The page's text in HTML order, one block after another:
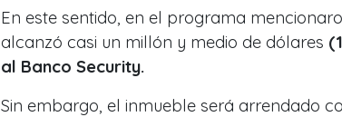
En este sentido, en el programa
alcanzó casi un millón y medio de dólares
al Banco Security.
Sin embargo, el inmueble será arrendado